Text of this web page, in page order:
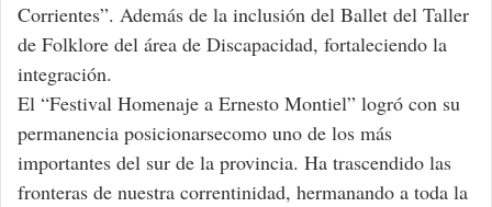
Corrientes”. Además de la inclusión del Ballet del Taller
de Folklore del área de Discapacidad, fortaleciendo la
integración.
El “Festival Homenaje a Ernesto Montiel” logró con su
permanencia posicionarsecomo uno de los más
importantes del sur de la provincia. Ha trascendido las
fronteras de nuestra correntinidad, hermanando a toda la